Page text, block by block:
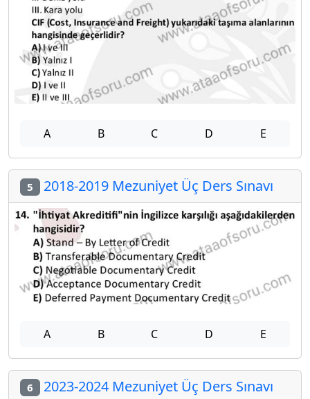
A B C D E
5 2018-2019 Mezuniyet Üç Ders Sınavı
A B C D E
6 2023-2024 Mezuniyet Üç Ders Sınavı